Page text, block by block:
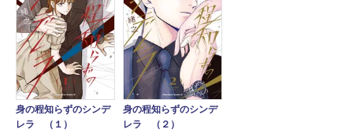
身の程知らずのシンデ
レラ （１）
身の程知らずのシンデ
レラ （２）